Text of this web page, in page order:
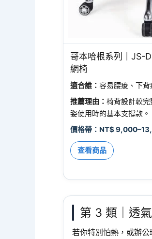
哥本哈根系列｜JS-
網椅
適合誰： 容易腰痠、下背
推薦理由： 椅背設計較
姿使用時的基本支撐款。
價格帶：NT$
查看商品
第 3 類｜透
若你特別怕熱，或辦